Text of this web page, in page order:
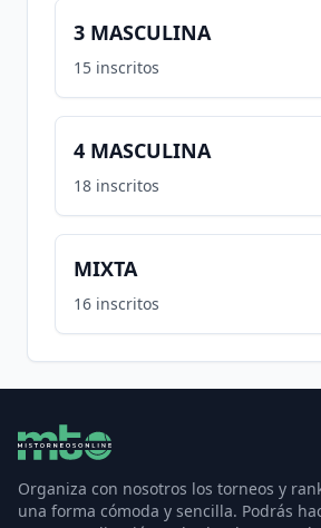
3 MASCULINA
15 inscritos
4 MASCULINA
18 inscritos
MIXTA
16 inscritos
Organiza con nosotros los torneos y
una forma cómoda y sencilla. Podrás